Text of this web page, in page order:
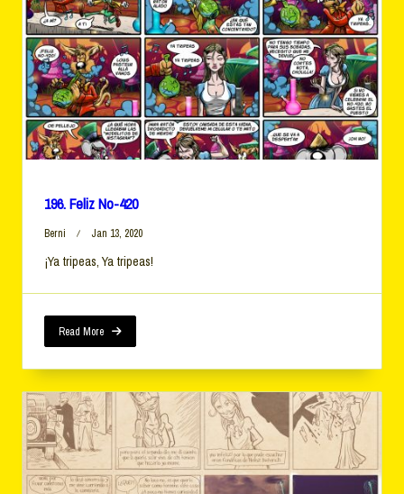
196. Feliz No-420
Berni Jan 13, 2020
¡Ya tripeas, Ya tripeas!
Read More